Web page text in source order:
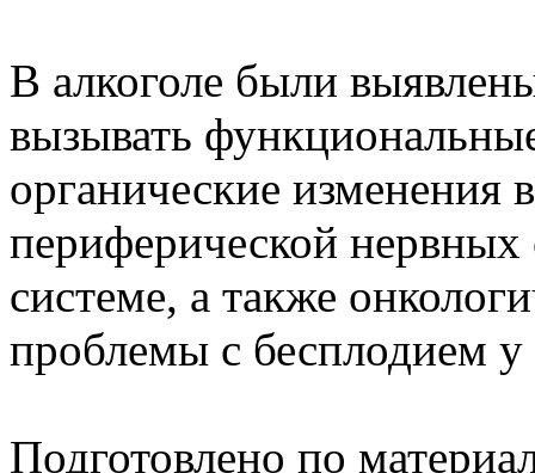
В алкоголе были
вызывать
органические изменения
периферической
системе, а также
проблемы с бесплодием
Подготовлено по